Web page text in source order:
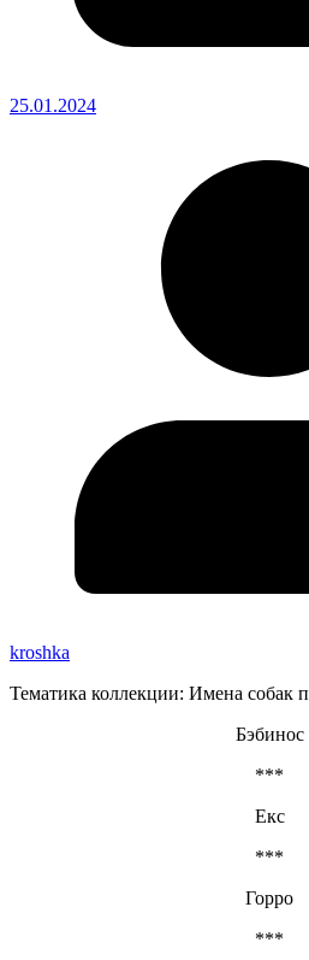
25.01.2024
kroshka
Тематика коллекции: Имена собак
Бэбинос
***
Екс
***
Горро
***